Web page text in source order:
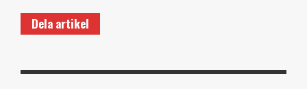
Dela artikel